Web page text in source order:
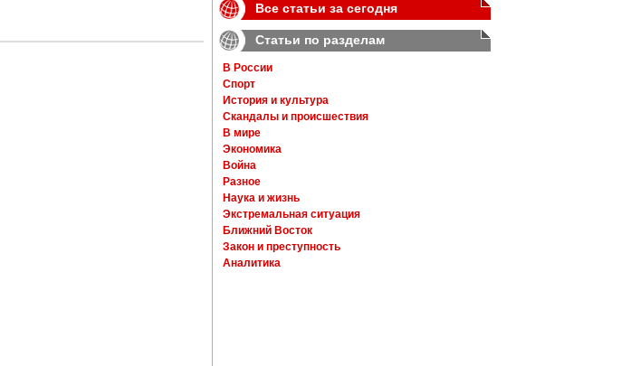
Все статьи за сегодня
Статьи по разделам
В России
Спорт
История и культура
Скандалы и происшествия
В мире
Экономика
Война
Разное
Наука и жизнь
Экстремальная ситуация
Ближний Восток
Закон и преступность
Аналитика